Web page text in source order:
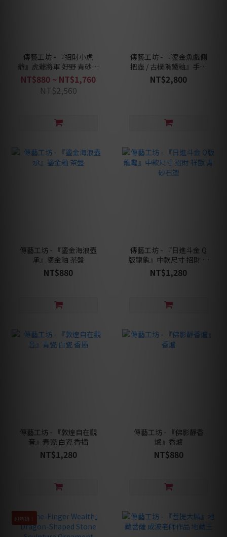
傳藝工坊 - 『招財小虎
爺』虎爺將軍 好野 青砂石
塑
NT$880 ~ NT$1,760
NT$2,560
傳藝工坊 - 『鎏金魚戲側
把壺 / 古樸隕鐵釉』手工
鎏金 灰念 茶壺
NT$2,800
傳藝工坊 - 『鎏金海浪壺
承』鎏金釉 茶盤
NT$880
傳藝工坊 - 『日進斗金 Q
版龍龜』中款尺寸 招財 祥
獸 青砂石塑
NT$1,280
傳藝工坊 - 『敦煌自在觀
音』青瓷 白瓷 香插
NT$1,280
傳藝工坊 - 『佛影靜香
爐』香爐
NT$880
超熱銷！